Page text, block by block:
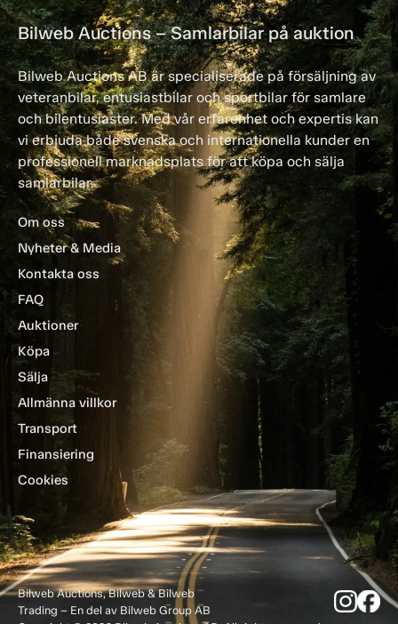
Bilweb Auctions – Samlarbilar på auktion
Bilweb Auctions AB är specialiserade på försäljning av
veteranbilar, entusiastbilar och sportbilar för samlare
och bilentusiaster. Med vår erfarenhet och expertis kan
vi erbjuda både svenska och internationella kunder en
professionell marknadsplats för att köpa och sälja
samlarbilar.
Om oss
Nyheter & Media
Kontakta oss
FAQ
Auktioner
Köpa
Sälja
Allmänna villkor
Transport
Finansiering
Cookies
Bilweb Auctions, Bilweb & Bilweb
Trading – En del av Bilweb Group AB